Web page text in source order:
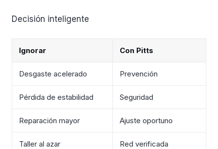
Decisión inteligente
Ignorar Con Pitts
Desgaste acelerado Prevención
Pérdida de estabilidad Seguridad
Reparación mayor Ajuste oportuno
Taller al azar Red verificada